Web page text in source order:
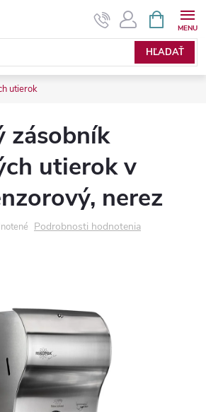
HĽADAŤ
KOŠÍK
utierok
zásobník
utierok v
nerez
Podrobnosti hodnotenia